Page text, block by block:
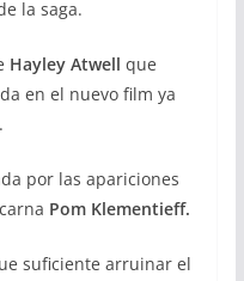
la saga.
Hayley Atwell que
en el nuevo film ya
por las apariciones
Pom Klementieff.
suficiente arruinar el